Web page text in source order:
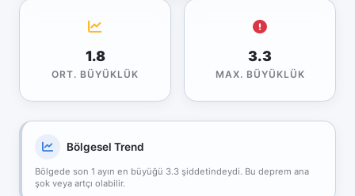
1.8
ORT. BÜYÜKLÜK
3.3
MAX. BÜYÜKLÜK
Bölgesel Trend
Bölgede son 1 ayın en büyüğü 3.3 şiddetindeydi. Bu deprem ana
şok veya artçı olabilir.